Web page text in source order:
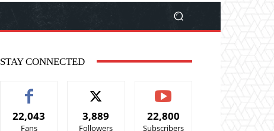
STAY CONNECTED
22,043
Fans
3,889
Followers
22,800
Subscribers